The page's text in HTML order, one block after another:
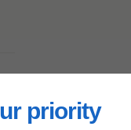
priority